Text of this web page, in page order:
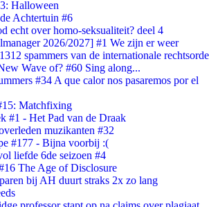
Halloween
Achtertuin #6
echt over homo-seksualiteit? deel 4
2026/2027] #1 We zijn er weer
spammers van de internationale rechtsorde
Wave of? #60 Sing along...
#34 A que calor nos pasaremos por el
Matchfixing
#1 - Het Pad van de Draak
muzikanten #32
#177 - Bijna voorbij :(
liefde 6de seizoen #4
The Age of Disclosure
bij AH duurt straks 2x zo lang